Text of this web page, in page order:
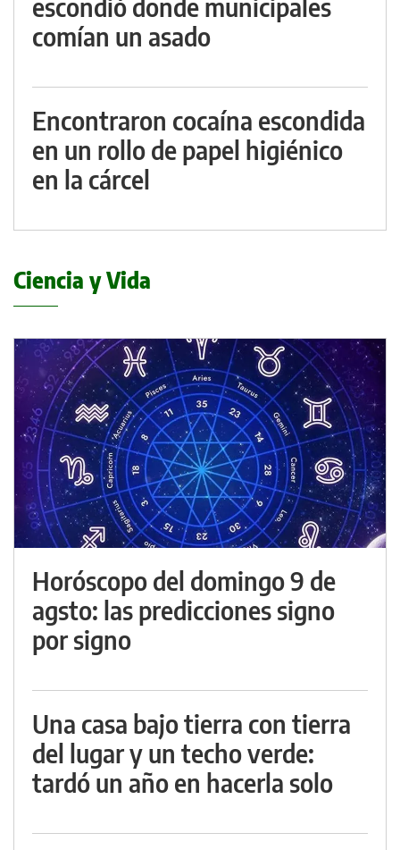
escondió donde municipales
comían un asado
Encontraron cocaína escondida
en un rollo de papel higiénico
en la cárcel
Ciencia y Vida
Horóscopo del domingo 9 de
agsto: las predicciones signo
por signo
Una casa bajo tierra con tierra
del lugar y un techo verde:
tardó un año en hacerla solo